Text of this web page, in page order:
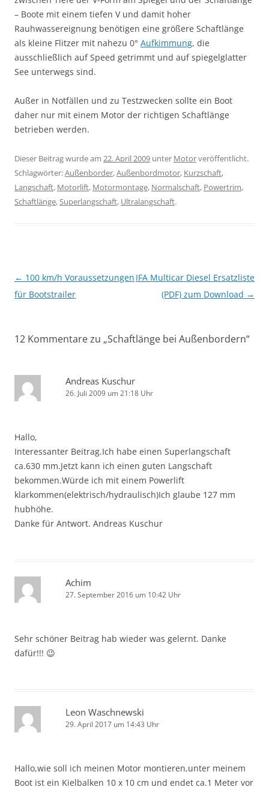
– Boote mit einem tiefen V und damit hoher
Rauhwassereignung benötigen eine größere Schaftlänge
als kleine Flitzer mit nahezu 0° Aufkimmung, die
ausschließlich auf Speed getrimmt und auf spiegelglatter
See unterwegs sind.
Außer in Notfällen und zu Testzwecken sollte ein Boot
daher nur mit einem Motor der richtigen Schaftlänge
betrieben werden.
Dieser Beitrag wurde am 22. April 2009 unter Motorveröffentlicht.
Schlagwörter:Außenborder,Außenbordmotor, Kurzschaft,
Langschaft, Motorlift, Motormontage, Normalschaft, Powertrim,
Schaftlänge,Superlangschaft, Ultralangschaft.
Beitragsnavigation
← 100 km/h Voraussetzungen
für Bootstrailer
IFA Multicar Diesel Ersatzliste
(PDF) zum Download →
12 Kommentare zu „Schaftlänge bei Außenbordern“
Andreas Kuschur
26. Juli 2009 um 21:18 Uhr
Hallo,
Interessanter Beitrag.Ich habe einen Superlangschaft
ca.630 mm.Jetzt kann ich einen guten Langschaft
bekommen.Würde ich mit einem Powerlift
klarkommen(elektrisch/hydraulisch)Ich glaube 127 mm
hubhöhe.
Danke für Antwort. Andreas Kuschur
Achim
27. September 2016 um 10:42 Uhr
Sehr schöner Beitrag hab wieder was gelernt. Danke
dafür!!! 😉
Leon Waschnewski
29. April 2017 um 14:43 Uhr
Hallo,wie soll ich meinen Motor montieren,unter meinem
Boot ist ein Kielbalken 10 x 10 cm und endet ca.1 Meter vor